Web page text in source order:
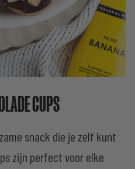
CUPS
snack die je zelf kunt
zijn perfect voor elke